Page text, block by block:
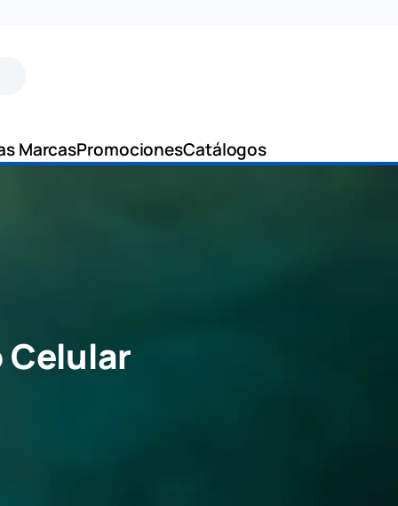
MarcasPromocionesCatálogos
Celular